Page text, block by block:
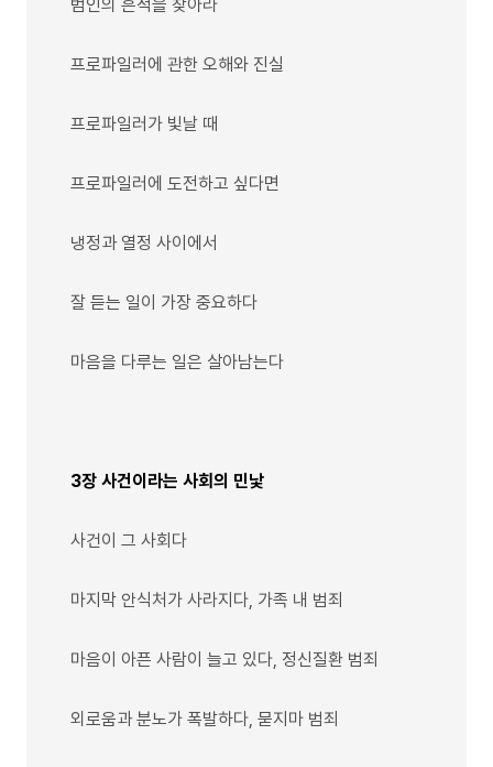
범인의 흔적을 찾아라
프로파일러에 관한 오해와 진실
프로파일러가 빛날 때
프로파일러에 도전하고 싶다면
냉정과 열정 사이에서
잘 듣는 일이 가장 중요하다
마음을 다루는 일은 살아남는다
3장 사건이라는 사회의 민낯
사건이 그 사회다
마지막 안식처가 사라지다, 가족 내 범죄
마음이 아픈 사람이 늘고 있다, 정신질환 범죄
외로움과 분노가 폭발하다, 묻지마 범죄